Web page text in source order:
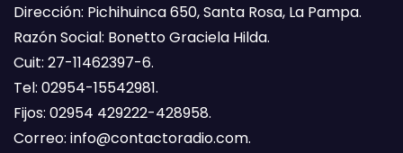
Dirección: Pichihuinca 650, Santa Rosa, La Pampa.
Razón Social: Bonetto Graciela Hilda.
Cuit: 27-11462397-6.
Tel: 02954-15542981.
Fijos: 02954 429222-428958.
Correo: info@contactoradio.com.